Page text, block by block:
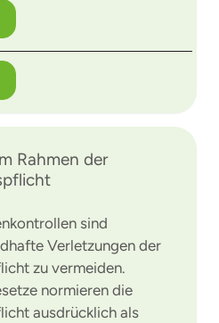
Rahmen der
sind
Verletzungen der
zu vermeiden.
normieren die
ausdrücklich als